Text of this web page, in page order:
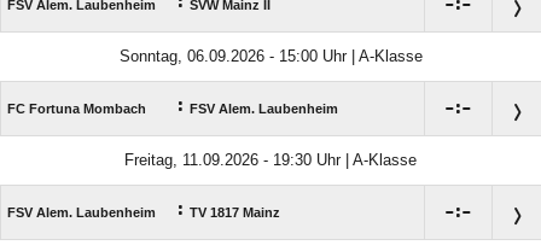
FSV Alem. Laubenheim SVW Mainz II :
Sonntag, 06.09.2026 - 15:00 Uhr | A-Klasse
FC Fortuna Mombach : FSV Alem. Laubenheim :
Freitag, 11.09.2026 - 19:30 Uhr | A-Klasse
FSV Alem. Laubenheim : TV 1817 Mainz :